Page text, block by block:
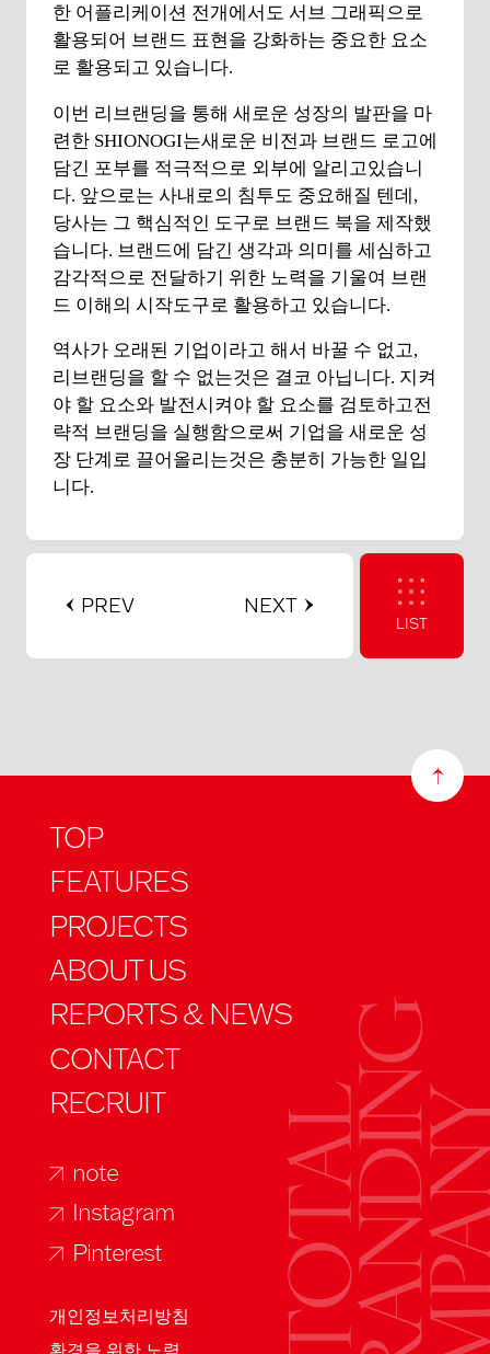
한 어플리케이션 전개에서도 서브 그래픽으로
활용되어 브랜드 표현을 강화하는 중요한 요소
로 활용되고 있습니다.
이번 리브랜딩을 통해 새로운 성장의 발판을 마
련한 SHIONOGI는새로운 비전과 브랜드 로고에
담긴 포부를 적극적으로 외부에 알리고있습니
다. 앞으로는 사내로의 침투도 중요해질 텐데,
당사는 그 핵심적인 도구로 브랜드 북을 제작했
습니다. 브랜드에 담긴 생각과 의미를 세심하고
감각적으로 전달하기 위한 노력을 기울여 브랜
드 이해의 시작도구로 활용하고 있습니다.
역사가 오래된 기업이라고 해서 바꿀 수 없고,
리브랜딩을 할 수 없는것은 결코 아닙니다. 지켜
야 할 요소와 발전시켜야 할 요소를 검토하고전
략적 브랜딩을 실행함으로써 기업을 새로운 성
장 단계로 끌어올리는것은 충분히 가능한 일입
니다.
PREV NEXT
LIST
TOP
FEATURES
PROJECTS
ABOUT US
REPORTS & NEWS
CONTACT
RECRUIT
note
Instagram
Pinterest
개인정보처리방침
환경을 위한 노력